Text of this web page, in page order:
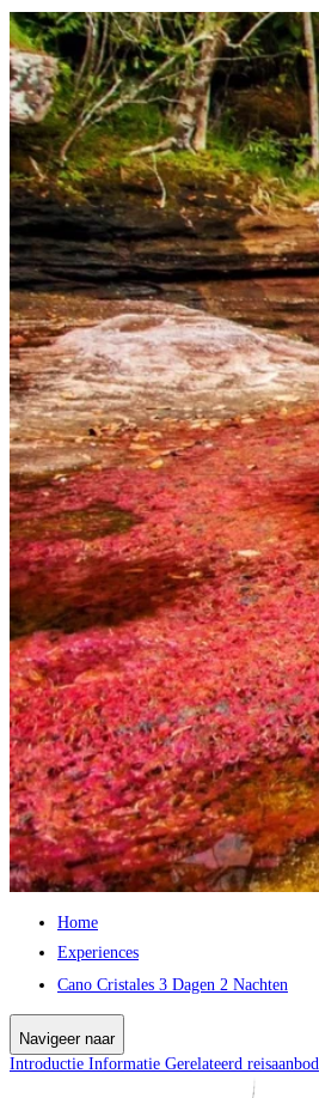
Home
Experiences
Cano Cristales 3 Dagen 2 Nachten
Navigeer naar
Introductie Informatie Gerelateerd reisaanbod